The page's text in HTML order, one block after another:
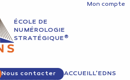
Mon compte
ÉCOLE DE
NUMÉROLOGIE
STRATÉGIQUE®
Nous contacter ACCUEILL’EDNS